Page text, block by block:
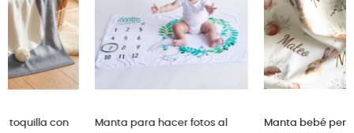
Manta bebé personalizada
Toquilla para bordar con el